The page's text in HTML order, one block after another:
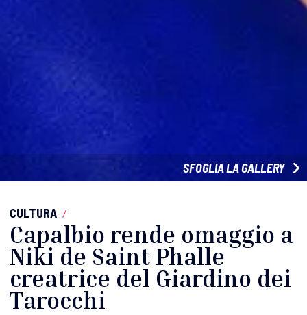
SFOGLIA LA GALLERY
CULTURA /
Capalbio rende omaggio a
Niki de Saint Phalle
creatrice del Giardino dei
Tarocchi